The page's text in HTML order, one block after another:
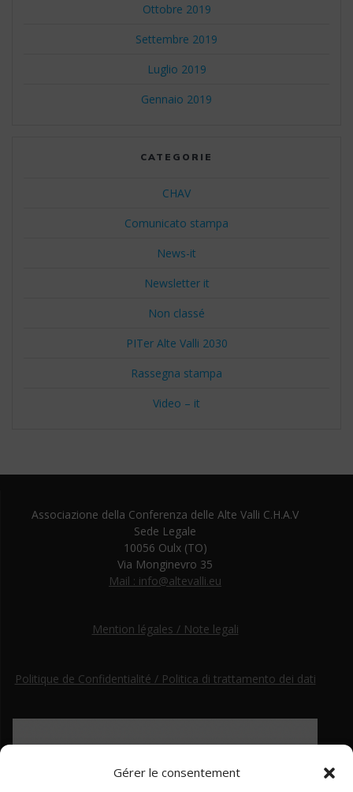
Gérer le consentement
Ottobre 2019
Settembre 2019
Luglio 2019
Gennaio 2019
CATEGORIE
CHAV
Comunicato stampa
News-it
Newsletter it
Non classé
PITer Alte Valli 2030
Rassegna stampa
Video – it
Associazione della Conferenza delle Alte Valli C.H.A.V
Sede Legale
10056 Oulx (TO)
Via Monginevro 35
Mail : info@altevalli.eu
Mention légales / Note legali
Politique de Confidentialité / Politica di trattamento dei dati